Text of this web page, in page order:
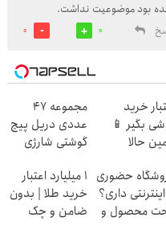
شده بود موضوعیت نداشت.
0
0
خرید
بگیر 📱
حالا
🎯
مجموعه 47
عددی دریل پیچ
گوشتی شارژی
محدود) حضوری
داری؟
محصول و
۱ میلیارد اعتبار
خرید طلا | بدون
ضامن و چک